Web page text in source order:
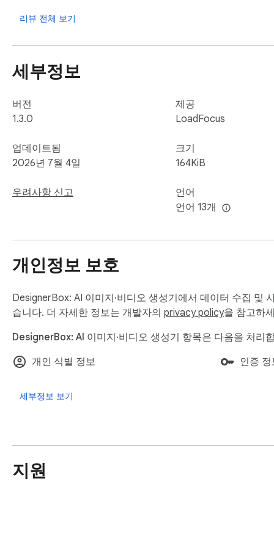
리뷰 전체 보기
세부정보
버전
1.3.0
업데이트됨
2026년 7월 4일
우려사항 신고
제공
LoadFocus
크기
164KiB
언어
언어 13개
개인정보 보호
DesignerBox: AI 이미지·비디오 생성기에서 데이터 수집 및
습니다. 더 자세한 정보는 개발자의 privacy policy을 참고하
DesignerBox: AI 이미지·비디오 생성기 항목은 다음을 처리
개인 식별 정보
인증 정
세부정보 보기
지원